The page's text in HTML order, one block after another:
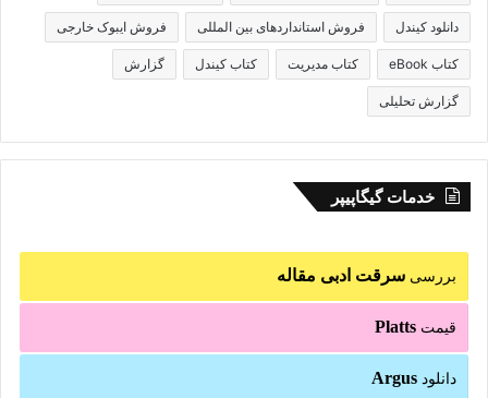
دانلود کیندل فروش استانداردهای بین المللی فروش ایبوک خارجی
کتاب eBook کتاب مدیریت کتاب کیندل گزارش
گزارش تحلیلی
خدمات گیگاپیپر
بررسی سرقت ادبی مقاله
قیمت Platts
دانلود Argus